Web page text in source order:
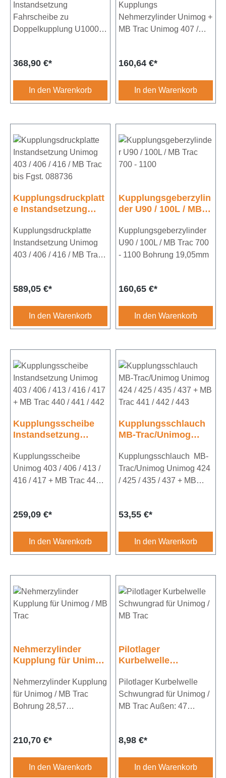
U1000 - 1500 + MB
Trac 1100 / 1300 /
1500
Instandsetzung
Fahrscheibe zu
Doppelkupplung U1000 -
330mm Achtung: Artikel
eingesendet werden
Regulärer Preis:
368,90 €*
In den Warenkorb
Kupplungs
Nehmerzylinder Unimog +
MB Trac Unimog 407 /
441 / 442Bohrung
Regulärer Preis:
160,64 €*
In den Warenkorb
Kupplungsdruckplatt
e Instandsetzung
416 / MB Trac bis
Fgst. 088736
Kupplungsdruckplatte
Instandsetzung Unimog
403 / 406 / 416 / MB Trac
Achtung: Der Artikel muss
eingesendet werden.
Regulärer Preis:
589,05 €*
In den Warenkorb
Kupplungsgeberzylin
der U90 / 100L / MB
Kupplungsgeberzylinder
U90 / 100L / MB Trac 700
- 1100 Bohrung 19,05mm
Regulärer Preis:
160,65 €*
In den Warenkorb
Kupplungsscheibe
Instandsetzung
413 / 416 / 417 + MB
Trac 440 / 441 / 442
Kupplungsscheibe
Unimog 403 / 406 / 413 /
416 / 417 + MB Trac 440 /
Artikel muss bei UNIVOIT
werden.
Regulärer Preis:
259,09 €*
In den Warenkorb
Kupplungsschlauch
MB-Trac/Unimog
435 / 437 + MB Trac
441 / 442 / 443
Kupplungsschlauch MB-
Trac/Unimog Unimog 424
/ 425 / 435 / 437 + MB
Innengewinde 14mm
Regulärer Preis:
53,55 €*
In den Warenkorb
Nehmerzylinder
Kupplung für Unimog
Nehmerzylinder Kupplung
für Unimog / MB Trac
Bohrung 28,57
Regulärer Preis:
210,70 €*
In den Warenkorb
Pilotlager
Kurbelwelle
Unimog / MB Trac
Pilotlager Kurbelwelle
Schwungrad für Unimog /
MB Trac Außen: 47
(beidseitig Kunstoff
Lagerspiel)
Regulärer Preis:
8,98 €*
In den Warenkorb